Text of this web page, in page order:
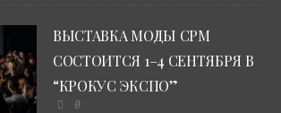
ВЫСТАВКА МОДЫ CPM
СОСТОИТСЯ 1–4 СЕНТЯБРЯ В
“КРОКУС ЭКСПО”
0